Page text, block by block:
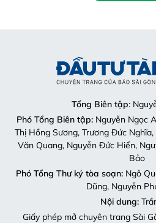
Tổng Biên tập:
Phó Tổng Biên tập:Nguyễn Ngọc
Thị Hồng Sương, Trương Đức
Văn Quang, Nguyễn Đức Hiển,
Bảo
Phó Tổng Thư ký tòa soạn:Ngô
Dũng, Nguyễn
Nội dung:
Giấy phép mở chuyên trang Sài